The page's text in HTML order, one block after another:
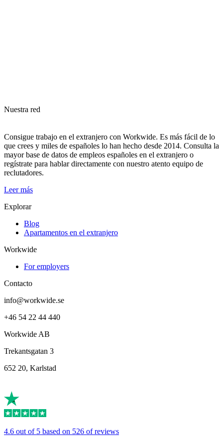
Nuestra red
Consigue trabajo en el extranjero con Workwide. Es más fácil de lo
que crees y miles de españoles lo han hecho desde 2014. Consulta la
mayor base de datos de empleos españoles en el extranjero o
regístrate para hablar directamente con nuestro atento equipo de
reclutadores.
Leer más
Explorar
Blog
Apartamentos en el extranjero
Workwide
For employers
Contacto
info@workwide.se
+46 54 22 44 440
Workwide AB
Trekantsgatan 3
652 20, Karlstad
4.6 out of 5 based on 526 of reviews